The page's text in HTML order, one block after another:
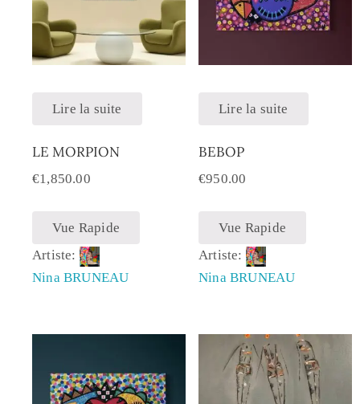
Lire la suite
LE MORPION
€1,850.00
Vue Rapide
Artiste:
Nina BRUNEAU
Lire la suite
BEBOP
€950.00
Vue Rapide
Artiste:
Nina BRUNEAU